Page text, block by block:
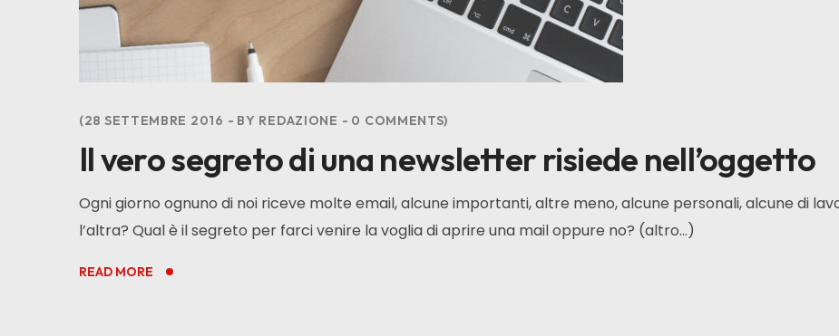
28 SETTEMBRE 2016 BY REDAZIONE 0 COMMENTS
Il vero segreto di una newsletter risiede nell’oggetto
Ogni giorno ognuno di noi riceve molte email, alcune importanti, altre meno, alcune personali, alcune di
l’altra? Qual è il segreto per farci venire la voglia di aprire una mail oppure no? (altro…)
READ MORE